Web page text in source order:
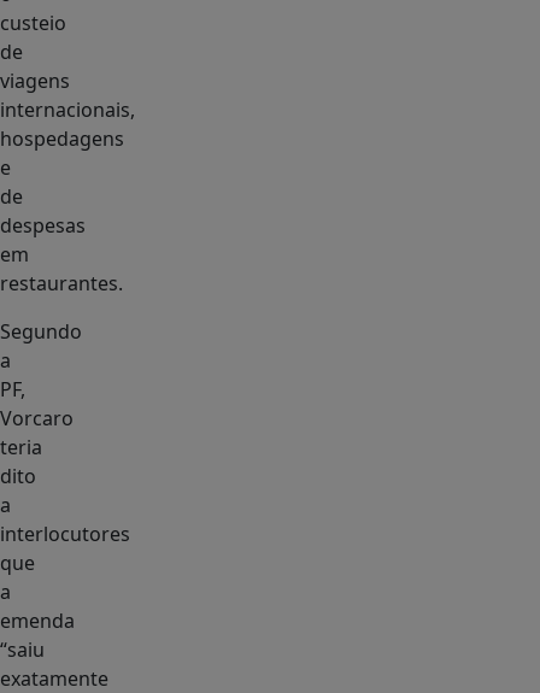
custeio
de
viagens
internacionais,
hospedagens
e
de
despesas
em
restaurantes.
Segundo
a
PF,
Vorcaro
teria
dito
a
interlocutores
que
a
emenda
“saiu
exatamente